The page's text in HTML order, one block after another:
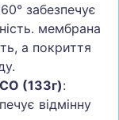
забезпечує
мембрана
а покриття
(133г):
відмінну